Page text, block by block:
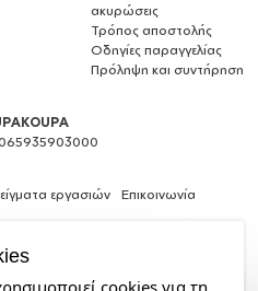
ακυρώσεις
Τρόπος αποστολής
Οδηγίες παραγγελίας
Πρόληψη και συντήρηση
εργασιών Επικοινωνία
cookies για τη